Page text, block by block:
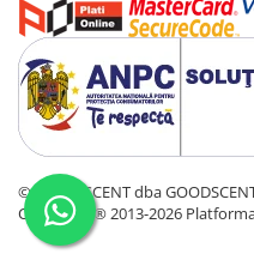
© GOOD SCENT dba
COMPANY® 2013-2026